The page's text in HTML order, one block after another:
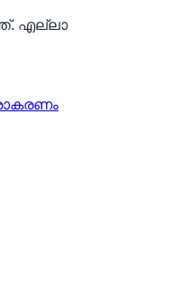
എല്ലാ